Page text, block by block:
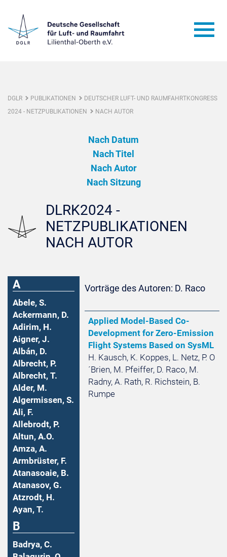
DGLR PUBLIKATIONEN
DEUTSCHER LUFT- UND RAUMFAHRTKONGRESS
2024 - NETZPUBLIKATIONEN
NACH AUTOR
Nach Datum
Nach Titel
Nach Autor
Nach Sitzung
DLRK2024 -
NETZPUBLIKATIONEN
NACH AUTOR
A
Abele, S.
Ackermann, D.
Adirim, H.
Aigner, J.
Albán, D.
Albrecht, P.
Albrecht, T.
Alder, M.
Algermissen, S.
Ali, F.
Allebrodt, P.
Altun, A.O.
Amza, A.
Armbrüster, F.
Atanasoaie, B.
Atanasov, G.
Atzrodt, H.
Ayan, T.
B
Badrya, C.
Vorträge des Autoren: D. Raco
Applied Model-Based Co-
Development for Zero-Emission
Flight Systems Based on SysML
H. Kausch, K. Koppes, L. Netz, P. O
´Brien, M. Pfeiffer, D. Raco, M.
Radny, A. Rath, R. Richstein, B.
Rumpe